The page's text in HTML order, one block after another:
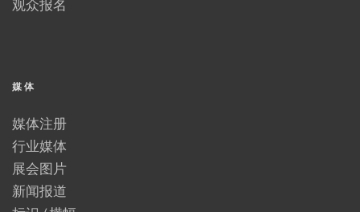
观众报名
媒体
媒体注册
行业媒体
展会图片
新闻报道